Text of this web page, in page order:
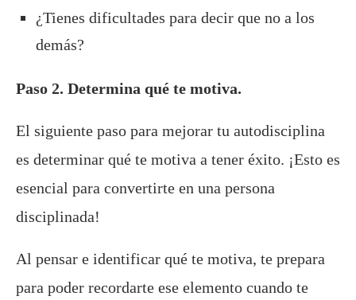
¿Tienes dificultades para decir que no a los
demás?
Paso 2. Determina qué te motiva.
El siguiente paso para mejorar tu autodisciplina
es determinar qué te motiva a tener éxito. ¡Esto es
esencial para convertirte en una persona
disciplinada!
Al pensar e identificar qué te motiva, te prepara
para poder recordarte ese elemento cuando te